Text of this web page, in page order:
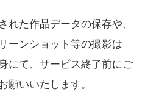
れた作品データの保存や、
ーンショット等の撮影は
にて、サービス終了前にご
願いいたします。